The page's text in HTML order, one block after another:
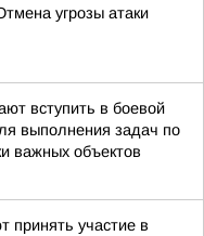
угрозы атаки
вступить в боевой
выполнения задач по
важных объектов
принять участие в